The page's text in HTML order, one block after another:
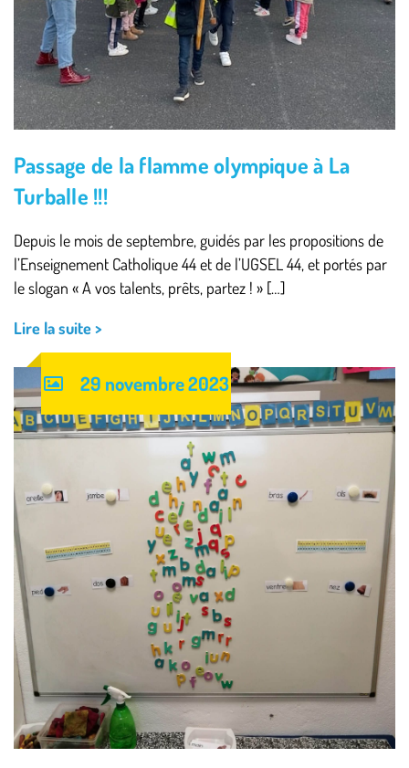
Passage de la flamme olympique à La
Turballe !!!
Depuis le mois de septembre, guidés par les propositions de
l’Enseignement Catholique 44 et de l’UGSEL 44, et portés par
le slogan « A vos talents, prêts, partez ! » […]
Lire la suite >
29 novembre 2023